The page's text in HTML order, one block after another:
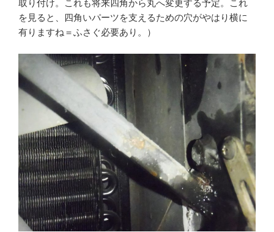
取り付け。これも将来四角から丸へ変更する予定。これ
を見ると、四角いパーツを支えるための穴がやはり横に
有りますね＝ふさぐ必要あり。）